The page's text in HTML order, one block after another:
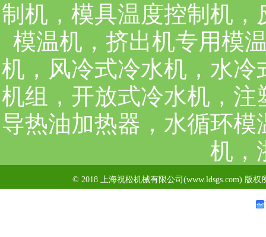
制机，模具温度控制机
模温机，挤出机专用模
机，风冷式冷水机，水
机组，开放式冷水机，
导热油加热器，水循环
机，
© 2018 上海祝松机械有限公司(www.ldsgs.com) 版权